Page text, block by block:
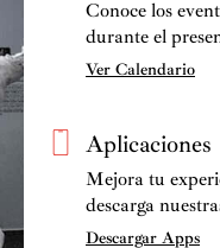
Conoce los
durante el
Ver Calendario
Aplicaciones
Mejora tu
descarga
Descargar Apps